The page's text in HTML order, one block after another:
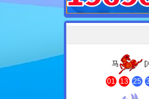
马 [
01 13 25